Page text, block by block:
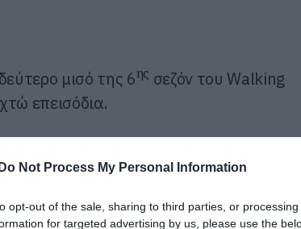
Do Not Process My Personal Information
opt-out of the sale, sharing to third parties, or
for targeted advertising by us, please use the
μισό της 6ης σεζόν του Walking
επεισόδια.
θα είναι πολύ έντονα και
αρρωστημένο.